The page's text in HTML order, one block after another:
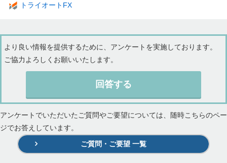
トライオートFX
より良い情報を提供するために、アンケートを実施しております。
ご協力よろしくお願いいたします。
回答する
アンケートでいただいたご質問やご要望については、随時こちらのペー
ジでお答えしています。
ご質問・ご要望 一覧